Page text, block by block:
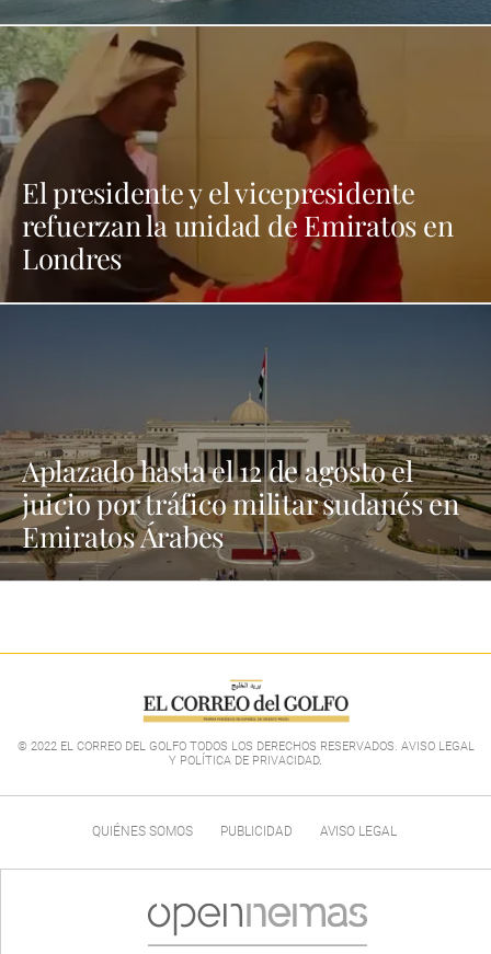
El presidente y el vicepresidente
refuerzan la unidad de Emiratos en
Londres
Aplazado hasta el 12 de agosto el
juicio por tráfico militar sudanés en
Emiratos Árabes
© 2022 EL CORREO DEL GOLFO TODOS LOS DERECHOS RESERVADOS. AVISO LEGAL
Y POLÍTICA DE PRIVACIDAD.
QUIÉNES SOMOS PUBLICIDAD AVISO LEGAL